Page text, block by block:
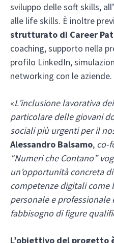
sviluppo delle soft skills,
alle life skills. È inoltre
strutturato di Career
coaching, supporto nella
profilo LinkedIn,
networking con le aziende.
«L’inclusione lavorativa
particolare delle giovani
sociali più urgenti per il
Alessandro Balsamo, co-
“Numeri che Contano”
un’opportunità concreta
competenze digitali come
personale e professionale
fabbisogno di figure
L’obiettivo del progetto